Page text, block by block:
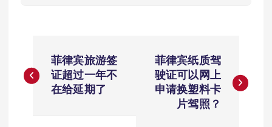
章
菲律宾旅游签
证超过一年不
在给延期了
菲律宾纸质驾
驶证可以网上
申请换塑料卡
片驾照？